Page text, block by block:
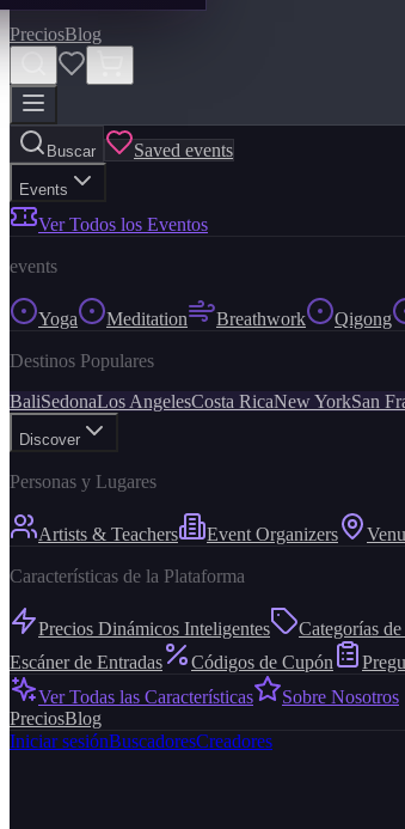
PreciosBlog
Buscar Saved events
Events
Ver Todos los Eventos
events
Yoga Meditation Breathwork Qigong
Destinos Populares
BaliSedonaLos AngelesCosta RicaNew YorkSan
Discover
Personas y Lugares
Artists & Teachers Event Organizers
Características de la Plataforma
Precios Dinámicos Inteligentes Categorías
Escáner de Entradas
Códigos de Cupón
Ver Todas las Características
Sobre Nosotros
PreciosBlog
Iniciar sesiónBuscadoresCreadores